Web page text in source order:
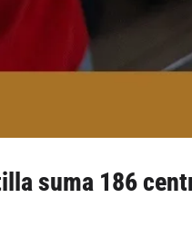
suma 186